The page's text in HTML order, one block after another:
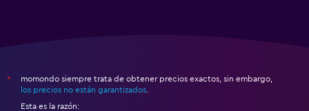
*
momondo siempre trata de obtener precios exactos, sin embargo,
los precios no están garantizados
Esta es la razón: